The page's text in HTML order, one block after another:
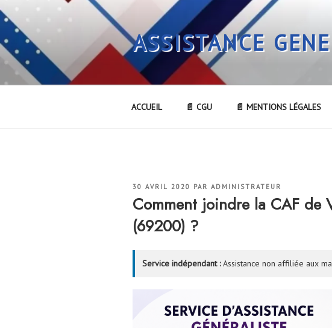
Aller
au
contenu
principal
ASSISTANCE
ACCUEIL 📄 CGU 📄 MENTIONS LÉGALES
PUBLIÉ
30 AVRIL 2020 PAR ADMINISTRATEUR
Comment joindre la CAF de
(69200) ?
Service indépendant :Assistance non affiliée aux